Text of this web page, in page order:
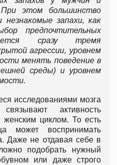
этом большинство
запахи, как
предпочтительных
сразу тремя
агрессии, уровнем
менять поведение в
среды) и уровнем
исследованиями мозга
активность
женским циклом. То есть
может воспринимать
Даже не отдавая себе в
подобрать нужный
или даже строго